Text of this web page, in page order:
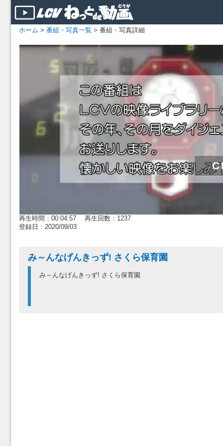
ホーム > 番組・写真一覧 > 番組・写真詳細
再生時間：00:04:57 再生回数：1237
登録日：2020/09/03
み～んなげんきっず! さくら保育園
み～んなげんきっず! さくら保育園